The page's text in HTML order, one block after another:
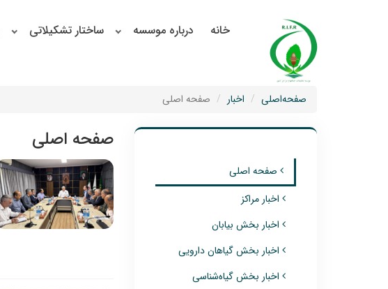
خانه درباره موسسه ساختار تشکیلاتی
صفحه‌اصلی اخبار صفحه اصلی
صفحه اصلی
صفحه اصلی
اخبار مراکز
اخبار بخش بیابان
اخبار بخش گیاهان دارویی
اخبار بخش گیاه‌شناسی